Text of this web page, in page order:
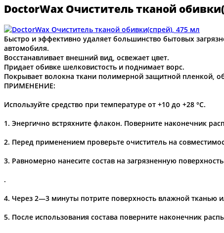
DoctorWax Очиститель тканой
Быстро и эффективно удаляет большинство бытовых
автомобиля.
Восстанавливает внешний вид, освежает цвет.
Придает обивке шелковистость и поднимает ворс.
Покрывает волокна ткани полимерной защитной пленкой,
ПРИМЕНЕНИЕ:
Используйте средство при температуре от +10 до +28 °С.
1. Энергично встряхните флакон. Поверните наконечник
2. Перед применением проверьте очиститель на
3. Равномерно нанесите состав на загрязненную поверхность
.
4. Через 2—3 минуты потрите поверхность влажной тканью
5. После использования состава поверните наконечник